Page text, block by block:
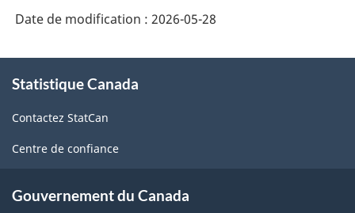
Date de modification : 2026-05-28
propos
ce
site
Statistique Canada
Contactez StatCan
Centre de confiance
Gouvernement du Canada